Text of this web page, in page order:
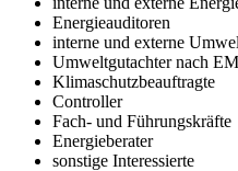
Energieauditoren
interne und externe
Umweltgutachter nach
Klimaschutzbeauftragte
Controller
Fach- und Führungskräfte
Energieberater
sonstige Interessierte